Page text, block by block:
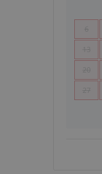
6
13
20
27